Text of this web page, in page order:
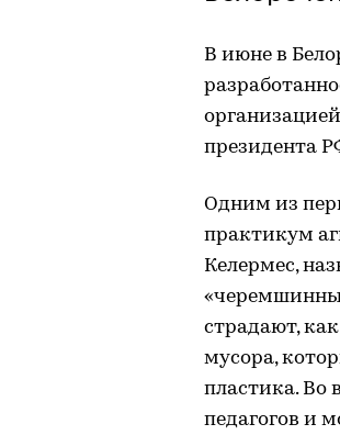
В июне в
президента
Одним из
практикум
Келермес,
страдают,
мусора,
пластика. Во
педагогов и